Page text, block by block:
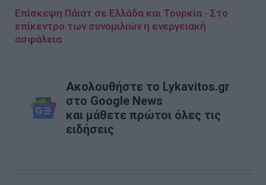
Επίσκεψη Πάιατ σε Ελλάδα και Τουρκία - Στο
επίκεντρο των συνομιλιών η ενεργειακή
ασφάλεια
Ακολουθήστε το Lykavitos.gr
στο Google News
και μάθετε πρώτοι όλες τις
ειδήσεις